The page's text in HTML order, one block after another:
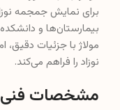
برای نمایش جمجمه
بیمارستان‌ها و
مولاژ با جزئیات
نوزاد را فراهم می‌کند.
مشخصات فنی